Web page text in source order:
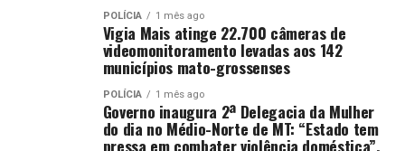
POLÍCIA 1 mês ago
Vigia Mais atinge 22.700 câmeras de
videomonitoramento levadas aos 142
municípios mato-grossenses
POLÍCIA 1 mês ago
Governo inaugura 2ª Delegacia da Mulher
do dia no Médio-Norte de MT: “Estado tem
pressa em combater violência doméstica”,